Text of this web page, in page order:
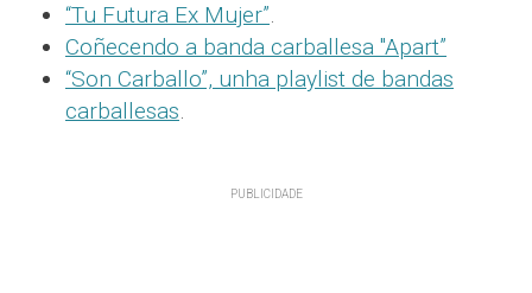
“Tu Futura Ex Mujer”.
Coñecendo a banda carballesa "Apart”
“Son Carballo”, unha playlist de bandas
carballesas.